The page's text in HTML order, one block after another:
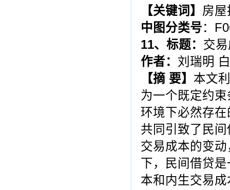
【关键词】 房
中图分类号：
11、标题： 交
作者： 刘瑞明
【摘 要】 本文
为一个既定约
环境下必然存
共同引致了民
交易成本的变
下，民间借贷
本和内生交易